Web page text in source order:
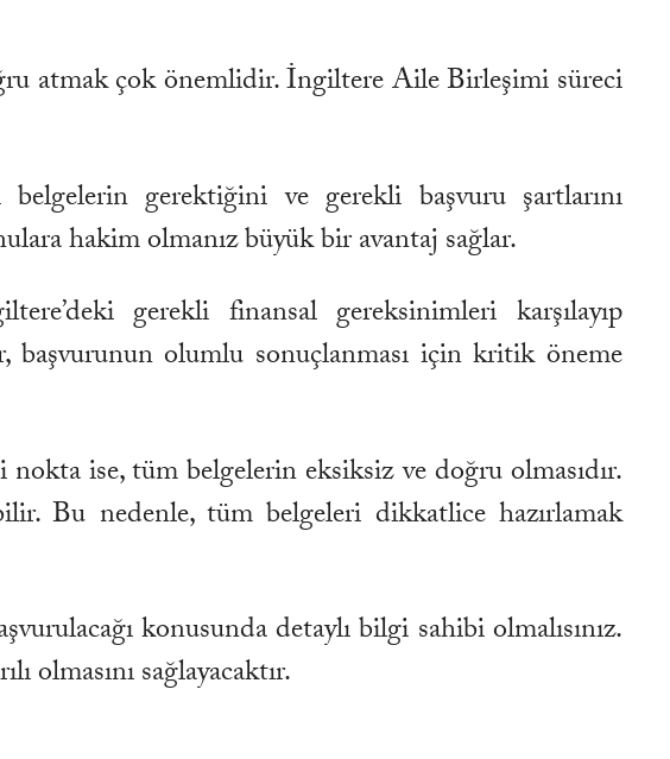
atmak çok önemlidir. İngiltere Aile Birleşimi süreci
gerektiğini ve gerekli başvuru şartlarını
hakim olmanız büyük bir avantaj sağlar.
gerekli finansal gereksinimleri karşılayıp
başvurunun olumlu sonuçlanması için kritik öneme
ise, tüm belgelerin eksiksiz ve doğru olmasıdır.
Bu nedenle, tüm belgeleri dikkatlice hazırlamak
konusunda detaylı bilgi sahibi olmalısınız.
olmasını sağlayacaktır.